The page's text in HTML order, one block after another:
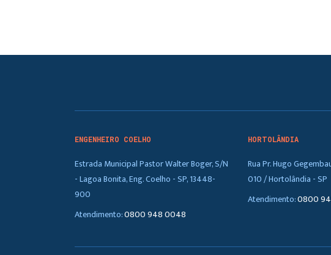
ENGENHEIRO COELHO
Estrada Municipal Pastor Walter Boger, S/N
- Lagoa Bonita, Eng. Coelho - SP, 13448-
900
Atendimento:0800 948 0048
HORTOLÂNDIA
Rua Pr. Hugo
010 / Hortolândia - SP
Atendimento:0800